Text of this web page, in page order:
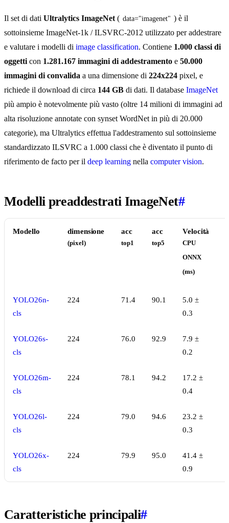
Il set di dati Ultralytics ImageNet ( data="imagenet" ) è il
sottoinsieme ImageNet-1k / ILSVRC-2012 utilizzato per addestrare
e valutare i modelli di image classification. Contiene 1.000 classi di
oggetti con 1.281.167 immagini di addestramento e 50.000
immagini di convalida a una dimensione di 224x224 pixel, e
richiede il download di circa 144 GB di dati. Il database ImageNet
più ampio è notevolmente più vasto (oltre 14 milioni di immagini ad
alta risoluzione annotate con synset WordNet in più di 20.000
categorie), ma Ultralytics effettua l'addestramento sul sottoinsieme
standardizzato ILSVRC a 1.000 classi che è diventato il punto di
riferimento de facto per il deep learning nella computer vision.
Modelli preaddestrati ImageNet#
Modello dimensione
(pixel)
acc
top1
acc
top5
Velocità
CPU
ONNX
(ms)
YOLO26n-
cls
224 71.4 90.1
5.0 ±
0.3
YOLO26s-
cls
224 76.0 92.9
7.9 ±
0.2
YOLO26m-
cls
224 78.1 94.2
17.2 ±
0.4
YOLO26l-
cls
224 79.0 94.6
23.2 ±
0.3
YOLO26x-
cls
224 79.9 95.0
41.4 ±
0.9
Caratteristiche principali#